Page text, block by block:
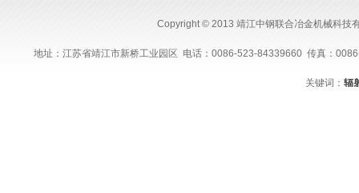
Copyright © 2013 靖江中钢联合冶金机械科技
地址：江苏省靖江市新桥工业园区 电话：0086-523-84339660 传真：
关键词：辐